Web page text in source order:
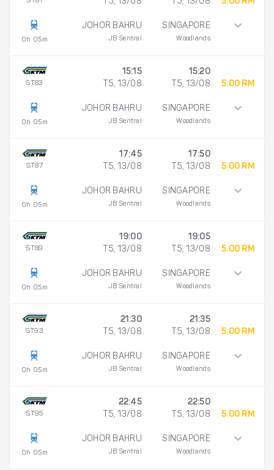
0h 05m
T5, 13/08
JOHOR BAHRU
JB Sentral
T5, 13/08
SINGAPORE
Woodlands
5.00 RM
ST83
0h 05m
15:15
T5, 13/08
JOHOR BAHRU
JB Sentral
15:20
T5, 13/08
SINGAPORE
Woodlands
5.00 RM
ST87
0h 05m
17:45
T5, 13/08
JOHOR BAHRU
JB Sentral
17:50
T5, 13/08
SINGAPORE
Woodlands
5.00 RM
ST89
0h 05m
19:00
T5, 13/08
JOHOR BAHRU
JB Sentral
19:05
T5, 13/08
SINGAPORE
Woodlands
5.00 RM
ST93
0h 05m
21:30
T5, 13/08
JOHOR BAHRU
JB Sentral
21:35
T5, 13/08
SINGAPORE
Woodlands
5.00 RM
ST95
0h 05m
22:45
T5, 13/08
JOHOR BAHRU
JB Sentral
22:50
T5, 13/08
SINGAPORE
Woodlands
5.00 RM